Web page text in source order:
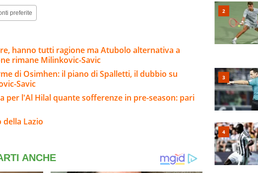
preferite
hanno tutti ragione ma Atubolo alternativa a
rimane Milinkovic-Savic
di Osimhen: il piano di Spalletti, il dubbio su
Savic
per l'Al Hilal quante sofferenze in pre-season: pari
Lazio